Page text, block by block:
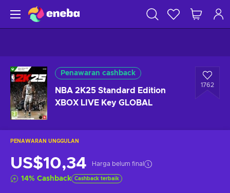
Penawaran cashback
NBA 2K25 Standard Edition
XBOX LIVE Key GLOBAL
1762
PENAWARAN UNGGULAN
US$10,34 Harga belum final
14% Cashback Cashback terbaik